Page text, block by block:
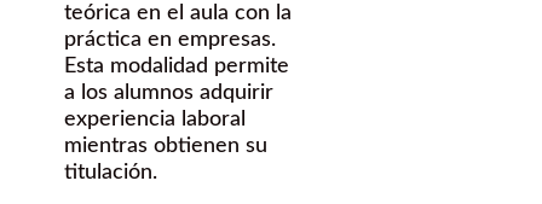
teórica en el aula con la
práctica en empresas.
Esta modalidad permite
a los alumnos adquirir
experiencia laboral
mientras obtienen su
titulación.